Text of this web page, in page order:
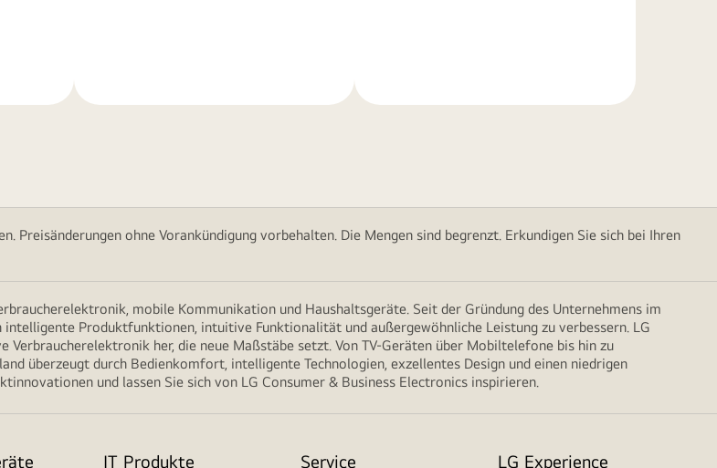
ohne Vorankündigung vorbehalten. Die Mengen sind begrenzt. Erkundigen Sie sich bei Ihren
mobile Kommunikation und Haushaltsgeräte. Seit der Gründung des Unternehmens im
Produktfunktionen, intuitive Funktionalität und außergewöhnliche Leistung zu verbessern. LG
her, die neue Maßstäbe setzt. Von TV-Geräten über Mobiltelefone bis hin zu
überzeugt durch Bedienkomfort, intelligente Technologien, exzellentes Design und einen niedrigen
und lassen Sie sich von LG Consumer & Business Electronics inspirieren.
IT Produkte Service LG Experience